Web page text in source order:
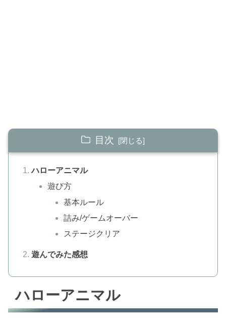
目次
ハローアニマル
遊び方
基本ルール
詰み/ゲームオーバー
ステージクリア
遊んでみた感想
ハローアニマル